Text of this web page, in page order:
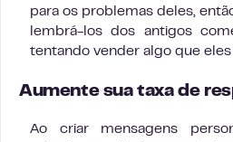
para os problemas deles,
lembrá-los dos antigos
tentando vender algo que
Aumente sua taxa de
Ao criar mensagens